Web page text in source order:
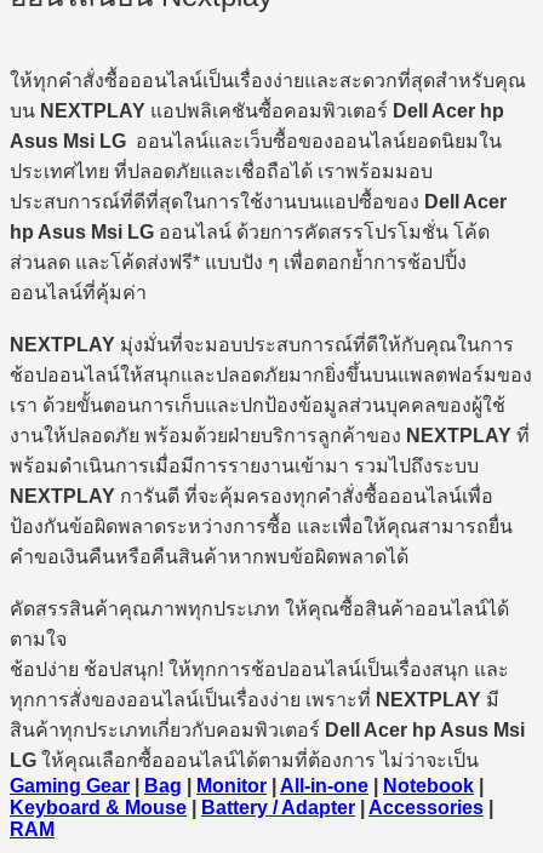
ให้ทุกคำสั่งซื้อออนไลน์เป็นเรื่องง่ายและสะดวกที่สุดสำหรับคุณ
บน NEXTPLAY แอปพลิเคชันซื้อคอมพิวเตอร์ Dell Acer hp
Asus Msi LG ออนไลน์และเว็บซื้อของออนไลน์ยอดนิยมใน
ประเทศไทย ที่ปลอดภัยและเชื่อถือได้ เราพร้อมมอบ
ประสบการณ์ที่ดีที่สุดในการใช้งานบนแอปซื้อของ Dell Acer
hp Asus Msi LG ออนไลน์ ด้วยการคัดสรรโปรโมชั่น โค้ด
ส่วนลด และโค้ดส่งฟรี* แบบปัง ๆ เพื่อตอกย้ำการช้อปปิ้ง
ออนไลน์ที่คุ้มค่า
NEXTPLAY มุ่งมั่นที่จะมอบประสบการณ์ที่ดีให้กับคุณในการ
ช้อปออนไลน์ให้สนุกและปลอดภัยมากยิ่งขึ้นบนแพลตฟอร์มของ
เรา ด้วยขั้นตอนการเก็บและปกป้องข้อมูลส่วนบุคคลของผู้ใช้
งานให้ปลอดภัย พร้อมด้วยฝ่ายบริการลูกค้าของ NEXTPLAY ที่
พร้อมดำเนินการเมื่อมีการรายงานเข้ามา รวมไปถึงระบบ
NEXTPLAY การันตี ที่จะคุ้มครองทุกคำสั่งซื้อออนไลน์เพื่อ
ป้องกันข้อผิดพลาดระหว่างการซื้อ และเพื่อให้คุณสามารถยื่น
คำขอเงินคืนหรือคืนสินค้าหากพบข้อผิดพลาดได้
คัดสรรสินค้าคุณภาพทุกประเภท ให้คุณซื้อสินค้าออนไลน์ได้
ตามใจ
ช้อปง่าย ช้อปสนุก! ให้ทุกการช้อปออนไลน์เป็นเรื่องสนุก และ
ทุกการสั่งของออนไลน์เป็นเรื่องง่าย เพราะที่ NEXTPLAY มี
สินค้าทุกประเภทเกี่ยวกับคอมพิวเตอร์ Dell Acer hp Asus Msi
LG ให้คุณเลือกซื้อออนไลน์ได้ตามที่ต้องการ ไม่ว่าจะเป็น
Gaming Gear
Bag Monitor All-in-one Notebook
Keyboard & Mouse
Battery / Adapter Accessories
RAM